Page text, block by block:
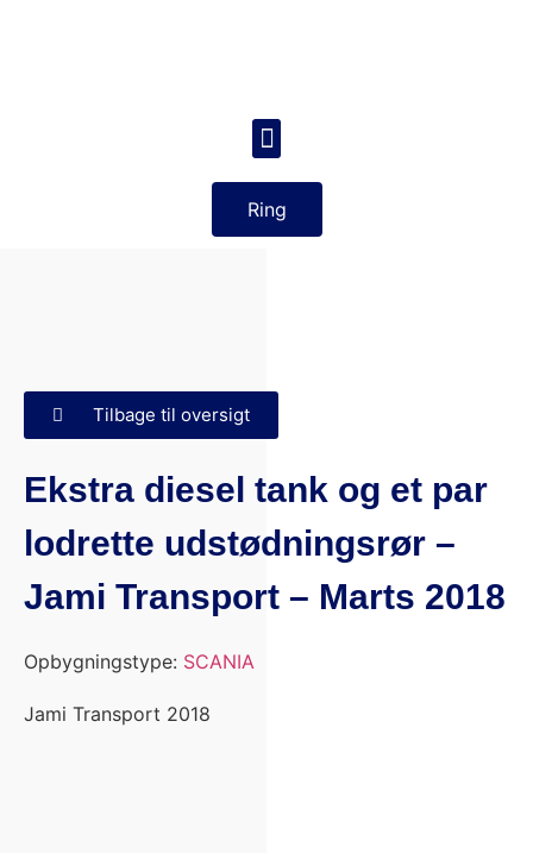
Ring
Tilbage til oversigt
Ekstra diesel tank og et par
lodrette udstødningsrør –
Jami Transport – Marts 2018
Opbygningstype: SCANIA
Jami Transport 2018